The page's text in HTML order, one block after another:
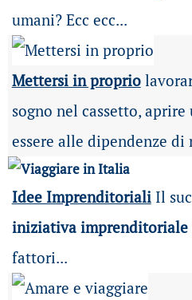
umani? Ecc ecc...
Mettersi in proprio
sogno nel cassetto,
essere alle dipendenze di
Idee ImprenditorialiIl
iniziativa imprenditoriale
fattori...